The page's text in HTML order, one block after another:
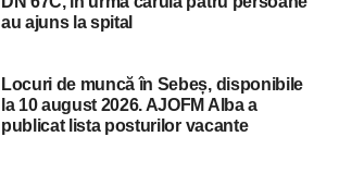
au ajuns la spital
Locuri de muncă în Sebeș, disponibile
la 10 august 2026. AJOFM Alba a
publicat lista posturilor vacante